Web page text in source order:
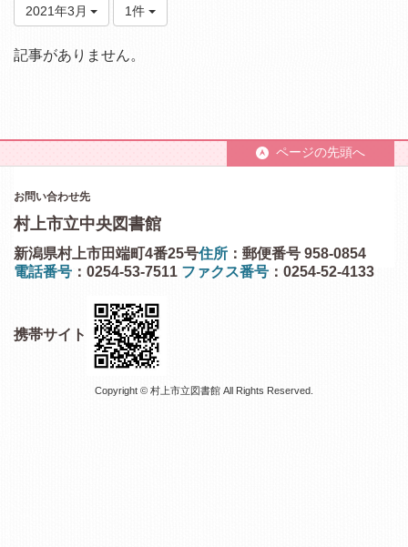
2021年3月 1件
記事がありません。
ページの先頭へ
お問い合わせ先
村上市立中央図書館
住所 ：郵便番号 958-0854
新潟県村上市田端町4番25号
電話番号 ：0254-53-7511 ファクス番号 ：0254-52-4133
携帯サイト
Copyright © 村上市立図書館 All Rights Reserved.